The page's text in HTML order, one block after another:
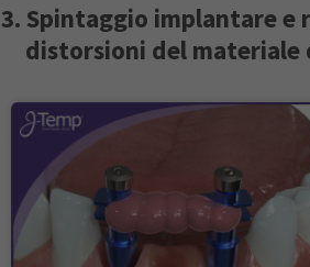
3. Spintaggio implantare e
distorsioni del materiale